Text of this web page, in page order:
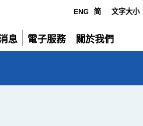
ENG 简 文字大小
息
電子服務
展
關於我們
展